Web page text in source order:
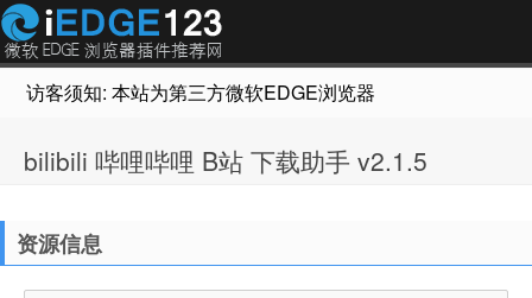
访客须知: 本站为第三方微软EDGE浏览器插件推荐网站，
bilibili 哔哩哔哩 B站 下载助手 v2.1.5
资源信息